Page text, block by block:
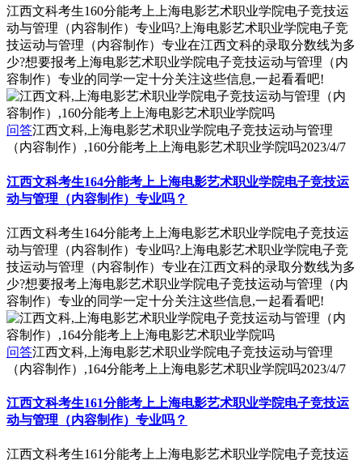
江西文科考生160分能考上上海电影艺术职业学院电子竞技运
动与管理（内容制作）专业吗?上海电影艺术职业学院电子竞
技运动与管理（内容制作）专业在江西文科的录取分数线为多
少?想要报考上海电影艺术职业学院电子竞技运动与管理（内
容制作）专业的同学一定十分关注这些信息,一起看看吧!
问答江西文科,上海电影艺术职业学院电子竞技运动与管理
（内容制作）,160分能考上上海电影艺术职业学院吗2023/4/7
江西文科考生164分能考上上海电影艺术职业学院电子竞技运
动与管理（内容制作）专业吗？
江西文科考生164分能考上上海电影艺术职业学院电子竞技运
动与管理（内容制作）专业吗?上海电影艺术职业学院电子竞
技运动与管理（内容制作）专业在江西文科的录取分数线为多
少?想要报考上海电影艺术职业学院电子竞技运动与管理（内
容制作）专业的同学一定十分关注这些信息,一起看看吧!
问答江西文科,上海电影艺术职业学院电子竞技运动与管理
（内容制作）,164分能考上上海电影艺术职业学院吗2023/4/7
江西文科考生161分能考上上海电影艺术职业学院电子竞技运
动与管理（内容制作）专业吗？
江西文科考生161分能考上上海电影艺术职业学院电子竞技运